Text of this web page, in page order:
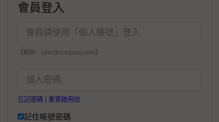
會員登入
【範例：user@company.com】
忘記密碼 重寄啟用信
記住帳號密碼